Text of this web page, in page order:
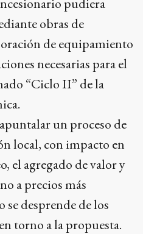
obras de
de equipamiento
necesarias para el
“Ciclo II” de la
un proceso de
local, con impacto en
el agregado de valor y
a precios más
desprende de los
torno a la propuesta.